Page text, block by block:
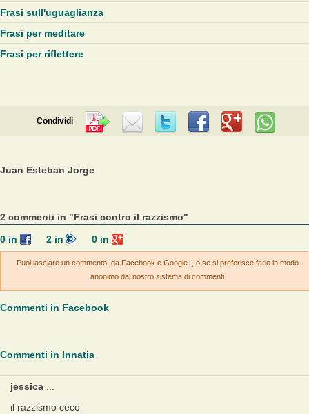
Frasi sull'uguaglianza
Frasi per meditare
Frasi per riflettere
Condividi
Juan Esteban Jorge
2 commenti in "Frasi contro il razzismo"
0in 2in 0 in
Puoi lasciare un commento, da Facebook e Google+, o se si preferisce farlo in modo
anonimo dal nostro sistema di commenti
Commenti in Facebook
Commenti in Innatia
jessica ...
il razzismo ceco